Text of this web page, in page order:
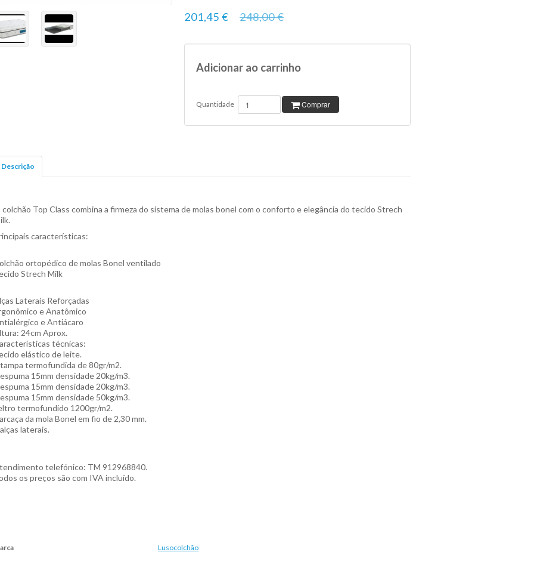
201,45 € 248,00 €
Adicionar ao carrinho
Quantidade Comprar
Descrição
colchão Top Class combina a firmeza do sistema de molas bonel com o conforto e elegância do tecido Strech
características:
ortopédico de molas Bonel ventilado
Strech Milk
Laterais Reforçadas
e Anatômico
e Antiácaro
24cm Aprox.
técnicas:
elástico de leite.
termofundida de 80gr/m2.
15mm densidade 20kg/m3.
15mm densidade 20kg/m3.
15mm densidade 50kg/m3.
termofundido 1200gr/m2.
da mola Bonel em fio de 2,30 mm.
laterais.
telefónico: TM 912968840.
os preços são com IVA incluído.
Lusocolchão